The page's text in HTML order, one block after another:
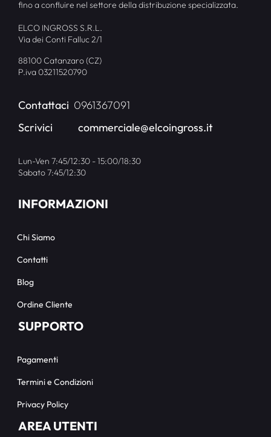
fino a confluire nel settore della distribuzione specializzata.
ELCO INGROSS S.R.L.
Via dei Conti Falluc 2/1
88100 Catanzaro (CZ)
P.iva 03211520790
Contattaci 0961367091
Scrivici
commerciale@elcoingross.it
Lun-Ven 7:45/12:30 - 15:00/18:30
Sabato 7:45/12:30
INFORMAZIONI
Chi Siamo
Contatti
Blog
Ordine Cliente
SUPPORTO
Pagamenti
Termini e Condizioni
Privacy Policy
AREA UTENTI